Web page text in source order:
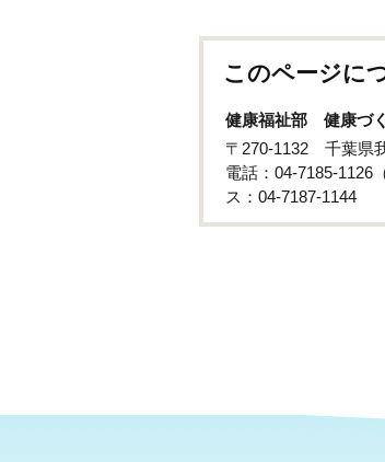
このページに
健康福祉部 健康づ
〒270-1132 千葉県
電話：04-7185-1126
ス：04-7187-1144